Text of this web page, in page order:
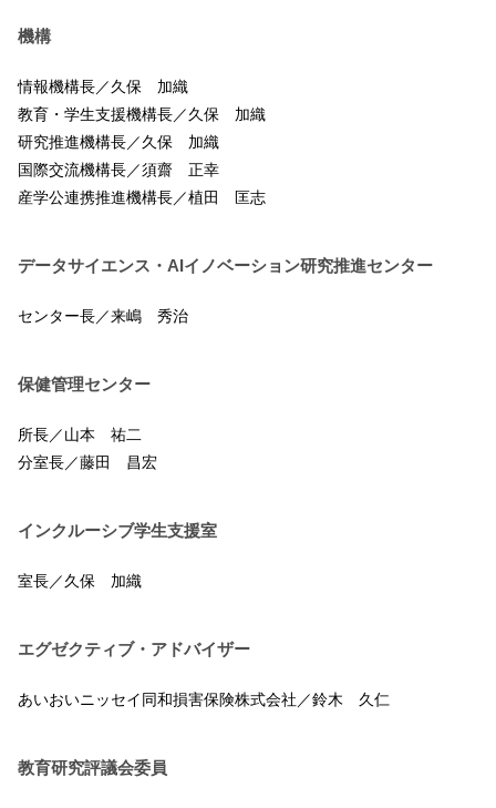
機構
情報機構長／久保 加織
教育・学生支援機構長／久保 加織
研究推進機構長／久保 加織
国際交流機構長／須齋 正幸
産学公連携推進機構長／植田 匡志
データサイエンス・AIイノベーション研究推進センター
センター長／来嶋 秀治
保健管理センター
所長／山本 祐二
分室長／藤田 昌宏
インクルーシブ学生支援室
室長／久保 加織
エグゼクティブ・アドバイザー
あいおいニッセイ同和損害保険株式会社／鈴木 久仁
教育研究評議会委員